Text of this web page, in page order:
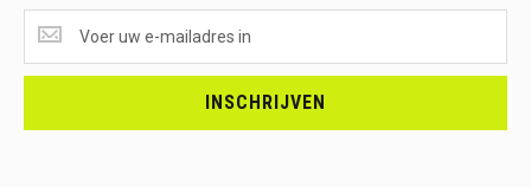
ONTVANGEN?
<br>SCHRIJF
INSCHRIJVEN